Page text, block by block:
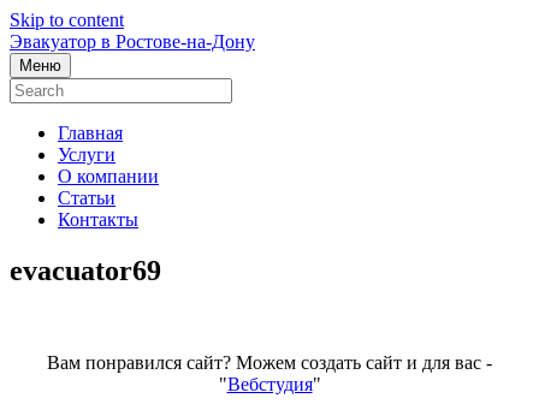
Skip to content
Эвакуатор в Ростове-на-Дону
Меню
Главная
Услуги
О компании
Статьи
Контакты
evacuator69
Вам понравился сайт? Можем создать сайт и для вас -
"Вебстудия"